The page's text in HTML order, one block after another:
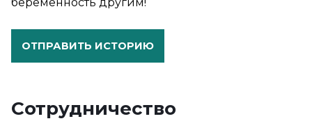
ОТПРАВИТЬ ИСТОРИЮ
Сотрудничество